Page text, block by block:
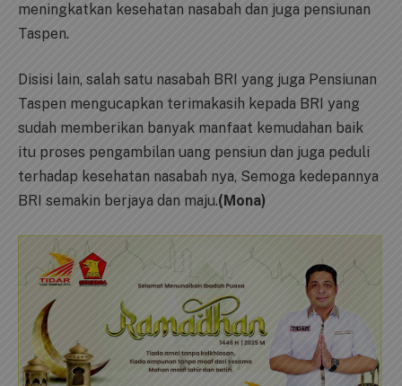
meningkatkan kesehatan nasabah dan juga pensiunan
Taspen.
Disisi lain, salah satu nasabah BRI yang juga Pensiunan
Taspen mengucapkan terimakasih kepada BRI yang
sudah memberikan banyak manfaat kemudahan baik
itu proses pengambilan uang pensiun dan juga peduli
terhadap kesehatan nasabah nya, Semoga kedepannya
BRI semakin berjaya dan maju.(Mona)